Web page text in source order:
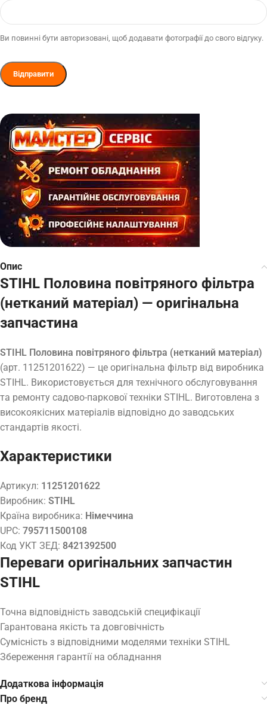
Ви повинні бути авторизовані, щоб додавати фотографії до свого відгуку.
Опис
STIHL Половина повітряного фільтра
(нетканий матеріал) — оригінальна
запчастина
STIHL Половина повітряного фільтра (нетканий матеріал)
(арт. 11251201622) — це оригінальна фільтр від виробника
STIHL. Використовується для технічного обслуговування
та ремонту садово-паркової техніки STIHL. Виготовлена з
високоякісних матеріалів відповідно до заводських
стандартів якості.
Характеристики
Артикул: 11251201622
Виробник: STIHL
Країна виробника: Німеччина
UPC: 795711500108
Код УКТ ЗЕД: 8421392500
Переваги оригінальних запчастин
STIHL
Точна відповідність заводській специфікації
Гарантована якість та довговічність
Сумісність з відповідними моделями техніки STIHL
Збереження гарантії на обладнання
Додаткова інформація
Про бренд